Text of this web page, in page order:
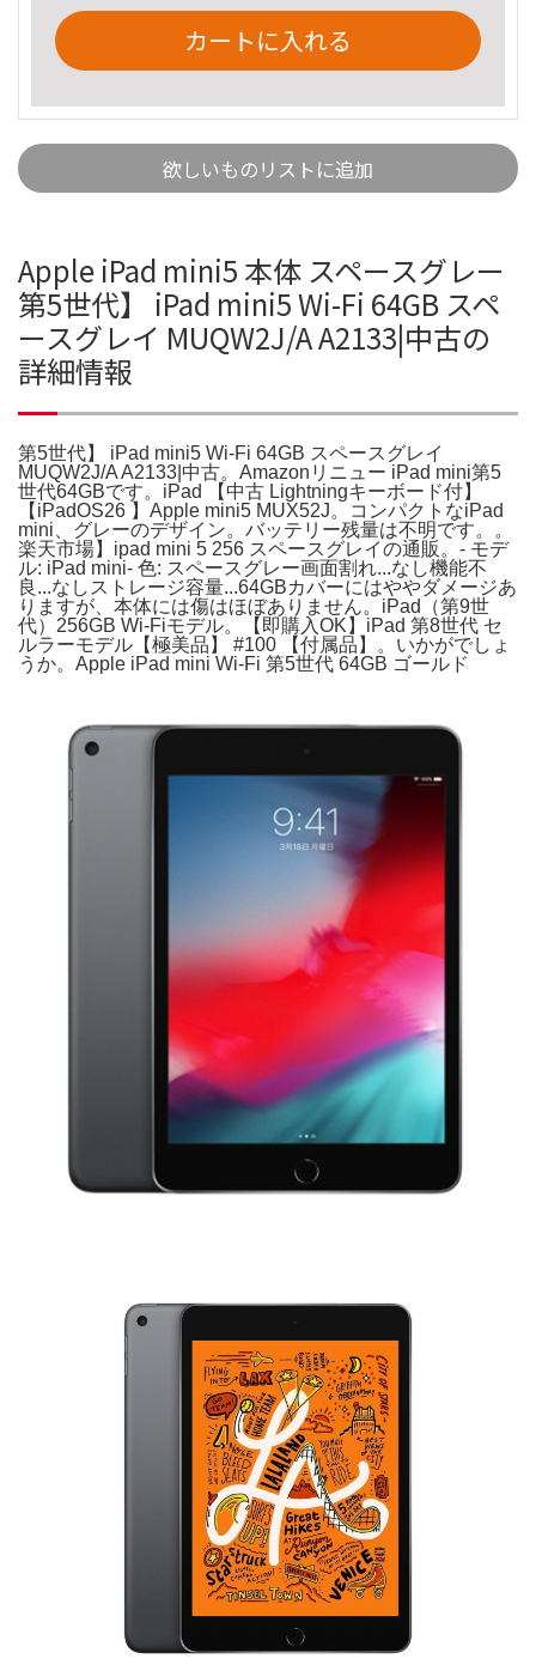
カートに入れる
欲しいものリストに追加
Apple iPad mini5 本体 スペースグレー
第5世代】 iPad mini5 Wi-Fi 64GB スペ
ースグレイ MUQW2J/A A2133|中古の
詳細情報
第5世代】 iPad mini5 Wi-Fi 64GB スペースグレイ
MUQW2J/A A2133|中古。Amazonリニュー iPad mini第5
世代64GBです。iPad 【中古 Lightningキーボード付】
【iPadOS26 】Apple mini5 MUX52J。コンパクトなiPad
mini、グレーのデザイン。バッテリー残量は不明です。。
楽天市場】ipad mini 5 256 スペースグレイの通販。- モデ
ル: iPad mini- 色: スペースグレー画面割れ...なし機能不
良...なしストレージ容量...64GBカバーにはややダメージあ
りますが、本体には傷はほぼありません。iPad（第9世
代）256GB Wi-Fiモデル。【即購入OK】iPad 第8世代 セ
ルラーモデル【極美品】 #100 【付属品】。いかがでしょ
うか。Apple iPad mini Wi-Fi 第5世代 64GB ゴールド